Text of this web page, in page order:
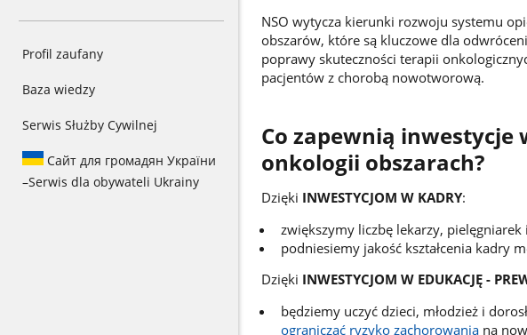
Profil zaufany
Baza wiedzy
Serwis Służby Cywilnej
Сайт для громадян України
–Serwis dla obywateli Ukrainy
NSO wytycza kierunki rozwoju systemu
obszarów, które są kluczowe dla
poprawy skuteczności terapii
pacjentów z chorobą nowotworową.
Co zapewnią inwestycje
onkologii obszarach?
Dzięki INWESTYCJOM W KADRY:
zwiększymy liczbę lekarzy,
podniesiemy jakość kształcenia kadry
Dzięki INWESTYCJOM W EDUKACJĘ -
będziemy uczyć dzieci, młodzież i
ograniczać ryzyko zachorowaniana